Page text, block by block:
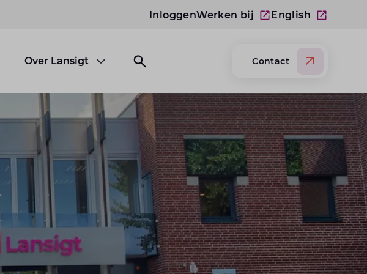
InloggenWerken bij English
Over Lansigt
Open submenu Over Lansigt
Open search website
Contact